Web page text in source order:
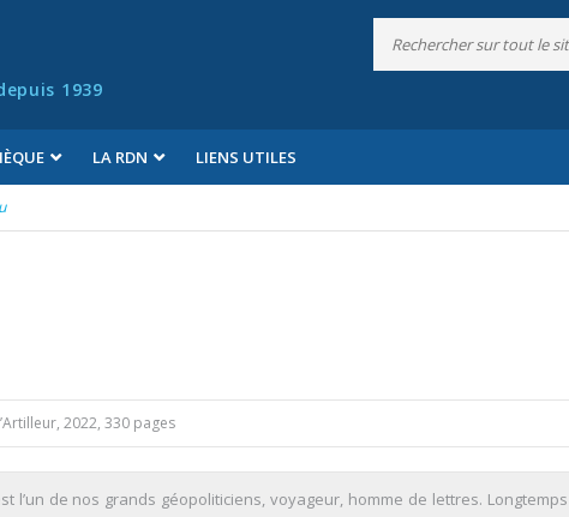
1939
LA RDN LIENS UTILES
2022, 330 pages
l’un de nos grands géopoliticiens, voyageur, homme de lettres. Longtemps